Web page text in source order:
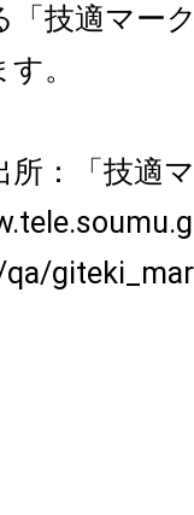
技適マー
。